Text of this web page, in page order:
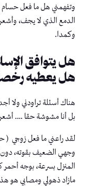
وتفهمني هل ما فعل حسام
الدمع الذي لا يجف،
وكمدا.
هل يتوافق
هل يعطيه
هناك أسئلة تراودني ولا
بل أنا مشوشة حقا ….
لقد راعني ما فعل زوجي (
وجهي الضعيف بقوته، دون
المنزل بسرعة، بوجه أحمر
مازاد ذهولي ومصابي هو